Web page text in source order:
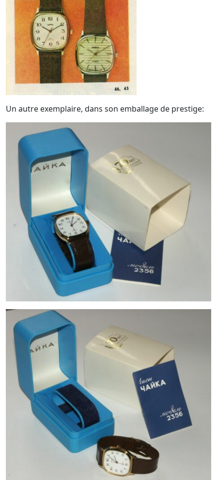
Un autre exemplaire, dans son emballage de prestige: